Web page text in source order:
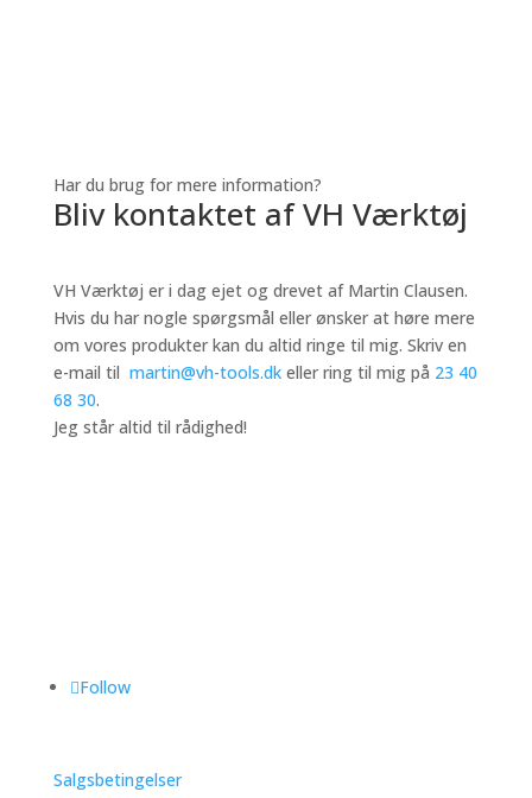
Har du brug for mere information?
Bliv kontaktet af VH Værktøj
VH Værktøj er i dag ejet og drevet af Martin Clausen.
Hvis du har nogle spørgsmål eller ønsker at høre mere
om vores produkter kan du altid ringe til mig. Skriv en
e-mail til martin@vh-tools.dkeller ring til mig på 23 40
68 30.
Jeg står altid til rådighed!
Follow
Salgsbetingelser